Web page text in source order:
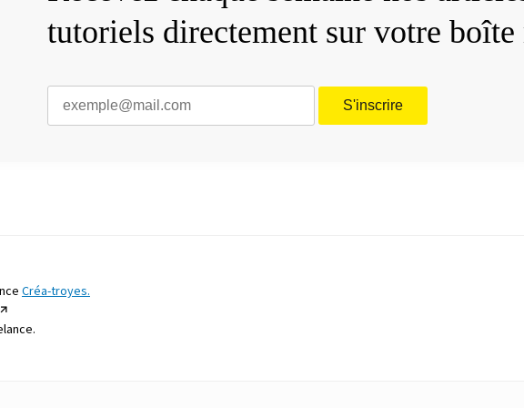
tutoriels directement sur votre
Créa-troyes.